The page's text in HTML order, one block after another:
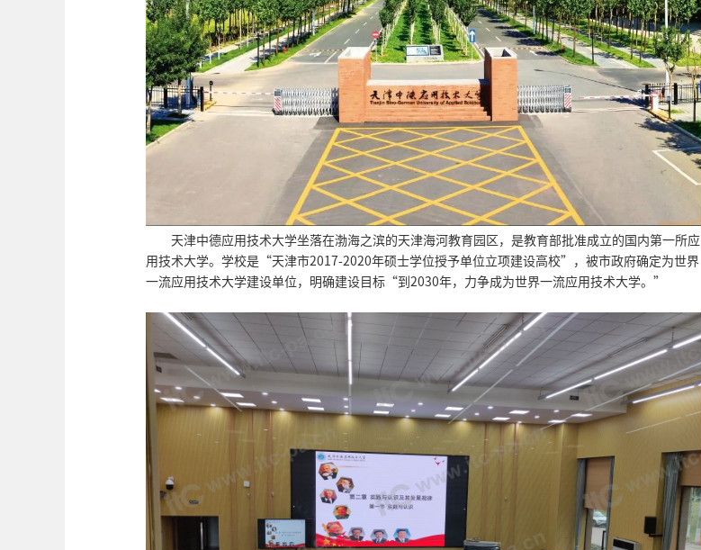
天津中德应用技术大学坐落在渤海之滨的天津海河教育园区，是教育部批准成立的国内第一所应
用技术大学。学校是“天津市2017-2020年硕士学位授予单位立项建设高校”，被市政府确定为世界
一流应用技术大学建设单位，明确建设目标“到2030年，力争成为世界一流应用技术大学。”